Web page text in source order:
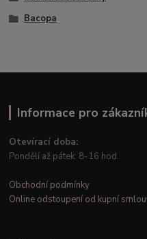
Bacopa
Informace pro
Otevírací doba:
Pondělí až pátek: 8-16 hod.
Obchodní podmínky
Online odstoupení od kupní